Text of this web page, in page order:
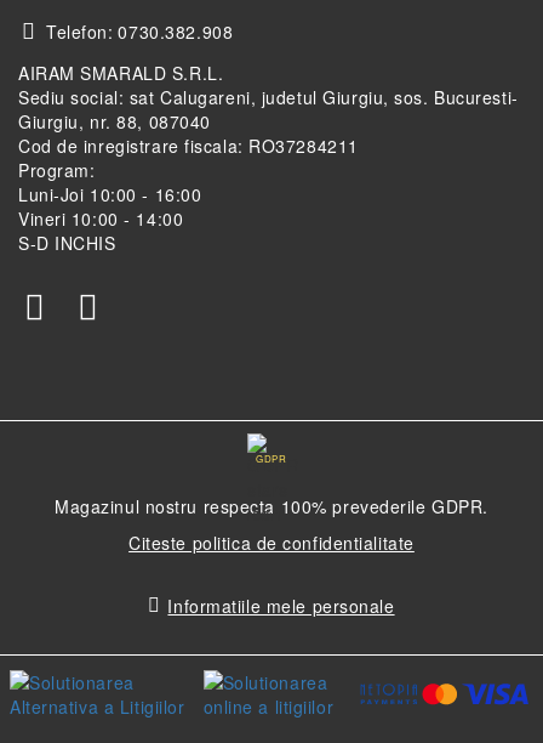
Telefon: 0730.382.908
AIRAM SMARALD S.R.L.
Sediu social: sat Calugareni, judetul Giurgiu, sos. Bucuresti-
Giurgiu, nr. 88, 087040
Cod de inregistrare fiscala: RO37284211
Program:
Luni-Joi 10:00 - 16:00
Vineri 10:00 - 14:00
S-D INCHIS
GDPR
Magazinul nostru respecta 100% prevederile GDPR.
Citeste politica de confidentialitate
Informatiile mele personale